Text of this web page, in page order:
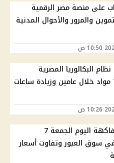
على منصة مصر الرقمية
والمرور والأحوال المدنية
البكالوريا المصرية
ويعتمد دراسة 7 مواد خلال عامين وزيادة ساعات
أسعار الخضار والفاكهة اليوم الجمعة 7
2026 في سوق العبور وتفاوت أسعار